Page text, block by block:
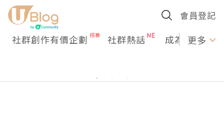
會員登記
社群創作有價企劃 社群熱話 成為U更多